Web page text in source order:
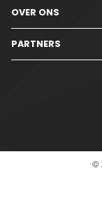
OVER ONS
PARTNERS
©